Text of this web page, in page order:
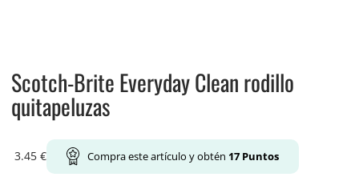
Scotch-Brite Everyday Clean rodillo
quitapeluzas
3.45 € Compra este artículo y obtén 17Puntos